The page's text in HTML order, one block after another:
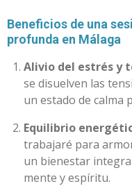
Beneficios de una
profunda en Málaga
Alivio del estrés y
se disuelven las
un estado de calma
Equilibrio
trabajaré para
un bienestar
mente y espíritu.